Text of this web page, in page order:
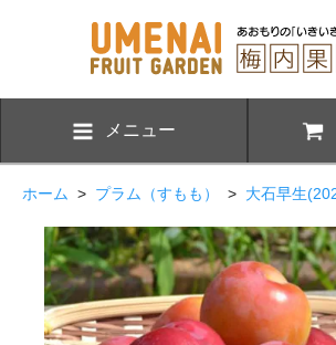
メニュー
ホーム > プラム（すもも） > 大石早生